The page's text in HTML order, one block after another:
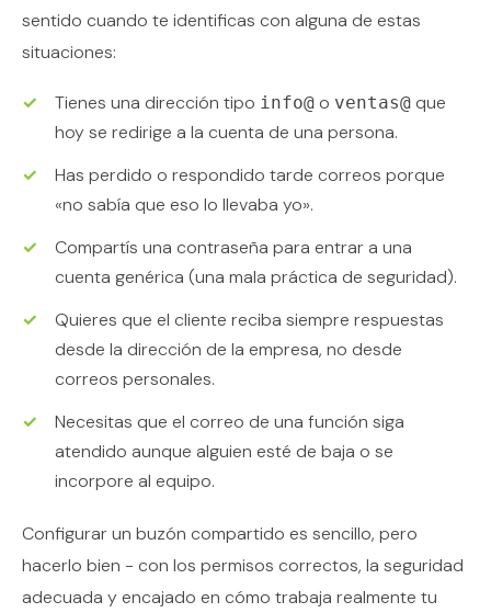
sentido cuando te identificas con alguna de estas
situaciones:
Tienes una dirección tipo info@ o ventas@ que
hoy se redirige a la cuenta de una persona.
Has perdido o respondido tarde correos porque
«no sabía que eso lo llevaba yo».
Compartís una contraseña para entrar a una
cuenta genérica (una mala práctica de seguridad).
Quieres que el cliente reciba siempre respuestas
desde la dirección de la empresa, no desde
correos personales.
Necesitas que el correo de una función siga
atendido aunque alguien esté de baja o se
incorpore al equipo.
Configurar un buzón compartido es sencillo, pero
hacerlo bien - con los permisos correctos, la seguridad
adecuada y encajado en cómo trabaja realmente tu